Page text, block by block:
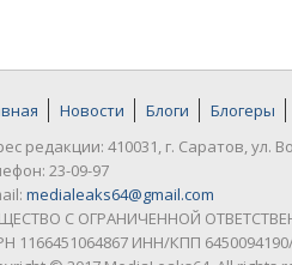
Новости Блоги Блогеры
редакции: 410031, г. Саратов, ул.
23-09-97
medialeaks64@gmail.com
С ОГРАНИЧЕННОЙ
1166451064867 ИНН/КПП